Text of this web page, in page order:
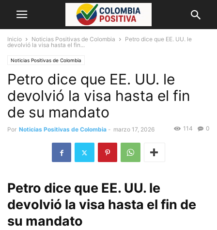
Inicio Noticias Positivas de Colombia
Petro dice que EE. UU. le
devolvió la visa hasta el fin...
Noticias Positivas de Colombia
Petro dice que EE. UU. le
devolvió la visa hasta el fin
de su mandato
Por Noticias Positivas de Colombia - marzo 17, 2026 0
114
Petro dice que EE. UU. le
devolvió la visa hasta el fin de
su mandato